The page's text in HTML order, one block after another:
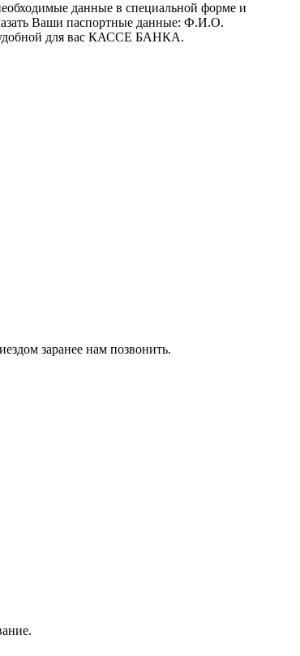
данные в специальной форме и
Ваши паспортные данные: Ф.И.О.
удобной для вас КАССЕ БАНКА.
заранее нам позвонить.